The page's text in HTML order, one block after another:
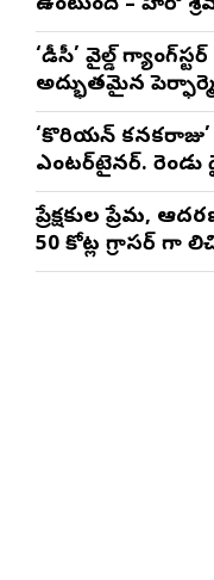
‘డీసీ’ వైల్డ్
అద్భుతమైన
మాథేశ్వరన్
‘కొరియన్
ఎంటర్‌టైనర్. రెండు
నటించడం చాలా
ప్రేక్షకుల ప్రేమ,
50 కోట్ల గ్రాసర్ గా
సాయి రాజేష్